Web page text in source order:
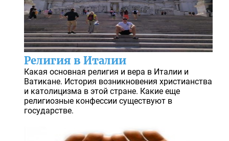
Религия в Италии
Какая основная религия и вера в Италии и
Ватикане. История возникновения христианства
и католицизма в этой стране. Какие еще
религиозные конфессии существуют в
государстве.